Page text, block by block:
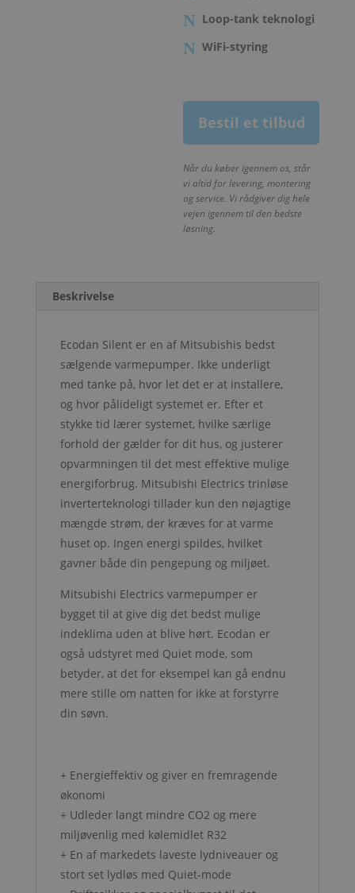
Loop-tank teknologi
WiFi-styring
Bestil et tilbud
Når du køber igennem os, står
vi altid for levering, montering
og service. Vi rådgiver dig hele
vejen igennem til den bedste
løsning.
Beskrivelse
Ecodan Silent er en af Mitsubishis bedst
sælgende varmepumper. Ikke underligt
med tanke på, hvor let det er at installere,
og hvor pålideligt systemet er. Efter et
stykke tid lærer systemet, hvilke særlige
forhold der gælder for dit hus, og justerer
opvarmningen til det mest effektive mulige
energiforbrug. Mitsubishi Electrics trinløse
inverterteknologi tillader kun den nøjagtige
mængde strøm, der kræves for at varme
huset op. Ingen energi spildes, hvilket
gavner både din pengepung og miljøet.
Mitsubishi Electrics varmepumper er
bygget til at give dig det bedst mulige
indeklima uden at blive hørt. Ecodan er
også udstyret med Quiet mode, som
betyder, at det for eksempel kan gå endnu
mere stille om natten for ikke at forstyrre
din søvn.
+ Energieffektiv og giver en fremragende
økonomi
+ Udleder langt mindre CO2 og mere
miljøvenlig med kølemidlet R32
+ En af markedets laveste lydniveauer og
stort set lydløs med Quiet-mode